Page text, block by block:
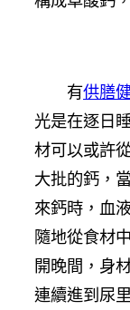
有供膳
光是在逐日
材可以或許
大批的鈣，
來鈣時，血
隨地從食材
開晚間，身
連續進到尿